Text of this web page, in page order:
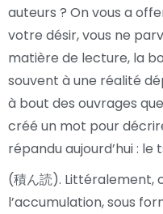
auteurs ? On vous a
votre désir, vous ne
matière de lecture, la
souvent à une réalité
à bout des ouvrages
créé un mot pour
répandu aujourd’hui : le
(積ん読). Littéralement,
l’accumulation, sous